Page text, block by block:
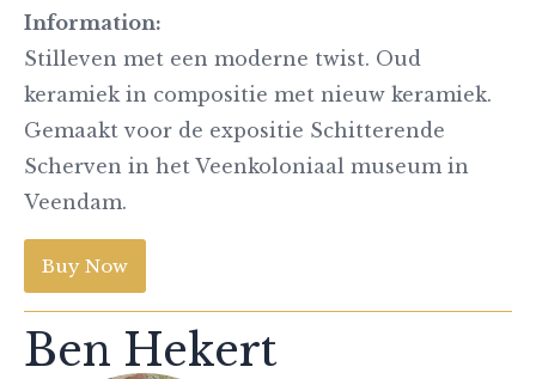
Information:
Stilleven met een moderne twist. Oud
keramiek in compositie met nieuw keramiek.
Gemaakt voor de expositie Schitterende
Scherven in het Veenkoloniaal museum in
Veendam.
Buy Now
Ben Hekert